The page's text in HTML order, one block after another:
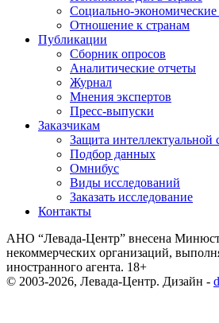
Социально-
Отношение к странам
Публикации
Сборник опросов
Аналитические отчеты
Журнал
Мнения экспертов
Пресс-выпуски
Заказчикам
Защита интеллектуальной
Подбор данных
Омнибус
Виды исследований
Заказать исследование
Контакты
АНО “Левада-Центр” внесена
некоммерческих организаций,
иностранного агента. 18+
© 2003-2026, Левада-Центр. Дизайн -